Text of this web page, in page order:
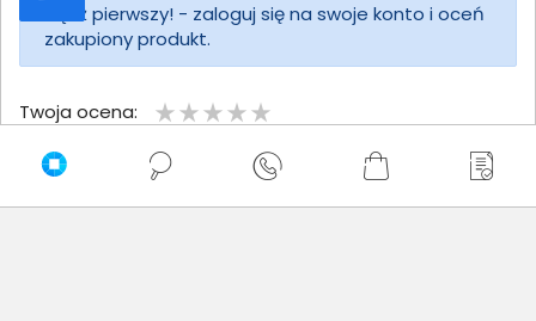
Bądź pierwszy! - zaloguj się na swoje konto i oceń
zakupiony produkt.
Twoja ocena:
Twoje imię